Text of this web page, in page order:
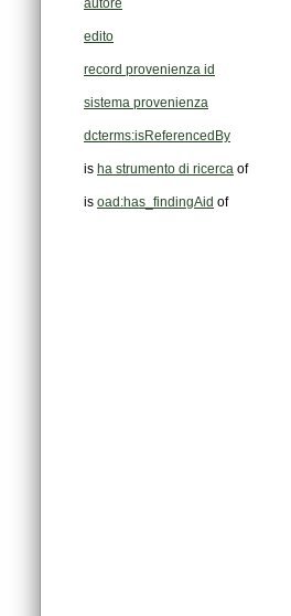
autore
edito
record provenienza id
sistema provenienza
dcterms:isReferencedBy
is ha strumento di ricerca of
is oad:has_findingAid of